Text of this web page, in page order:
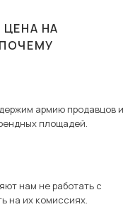
НА
армию продавцов и
площадей.
нам не работать с
на их комиссиях.